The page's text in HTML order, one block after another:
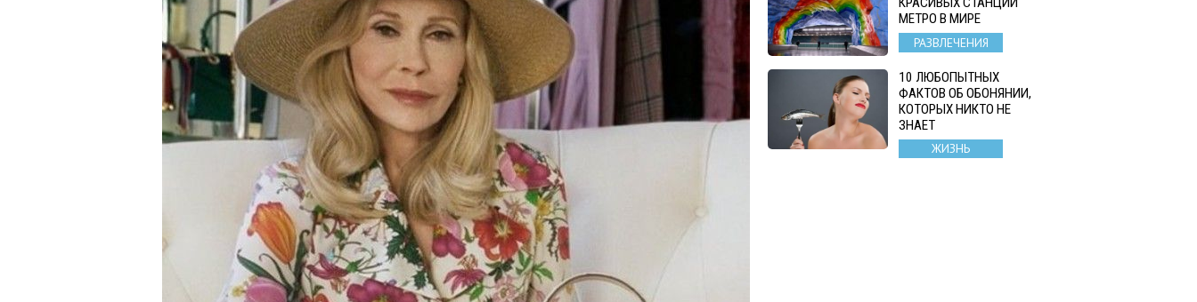
МЕТРО В МИРЕ
РАЗВЛЕЧЕНИЯ
10 ЛЮБОПЫТНЫХ
ФАКТОВ ОБ ОБОНЯНИИ,
КОТОРЫХ НИКТО НЕ
ЗНАЕТ
ЖИЗНЬ